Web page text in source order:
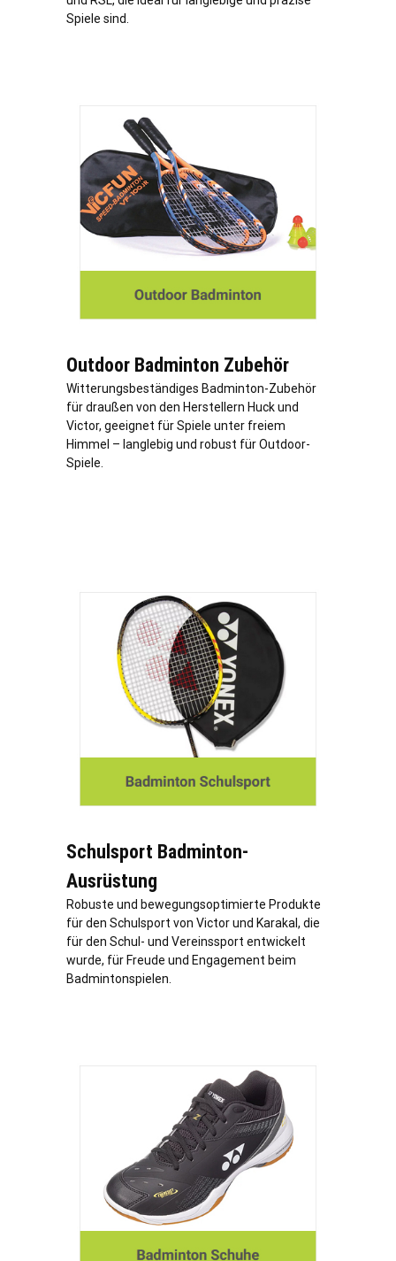
Spiele sind.
Outdoor Badminton Zubehör
Witterungsbeständiges Badminton-Zubehör
für draußen von den Herstellern Huck und
Victor, geeignet für Spiele unter freiem
Himmel – langlebig und robust für Outdoor-
Spiele.
Schulsport Badminton-
Ausrüstung
Robuste und bewegungsoptimierte Produkte
für den Schulsport von Victor und Karakal, die
für den Schul- und Vereinssport entwickelt
wurde, für Freude und Engagement beim
Badmintonspielen.